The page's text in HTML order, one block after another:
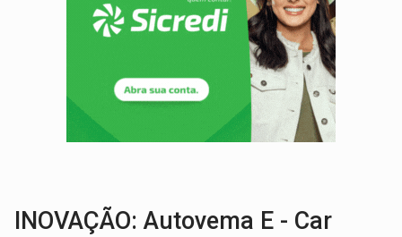
BOLSAS DE PESQUISA: Iniciativa Amazônia+10 lança chamada para fortalecer
Brasil tem grandes reservas de urânio, mas produz pouco e
VÍDEO:Serpente capturada na fábrica da Coca-Cola é
HOMENAGEM: Cientistas cassados pelo AI-5 se tornam pesquisadores
LUDOPATIA:
INOVAÇÃO: Autovema E - Car